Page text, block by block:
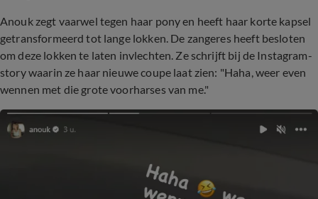
Anouk zegt vaarwel tegen haar pony en heeft haar korte kapsel
getransformeerd tot lange lokken. De zangeres heeft besloten
om deze lokken te laten invlechten. Ze schrijft bij de Instagram-
story waarin ze haar nieuwe coupe laat zien: "Haha, weer even
wennen met die grote voorharses van me."